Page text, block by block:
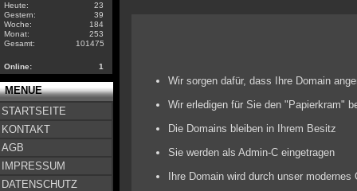
Heute:
23
Gestern:
39
Woche:
184
Monat:
253
Gesamt:
101475
Online: 1
MENUE
STARTSEITE
KONTAKT
AGB
IMPRESSUM
DATENSCHUTZ
Wir sorgen dafür, dass Ihre Domain
Wir erledigen für Sie den "Papierkram"
Die Domains bleiben in Ihrem Besitz
Sie werden als Admin-C eingetragen
Ihre Domain wird durch unser